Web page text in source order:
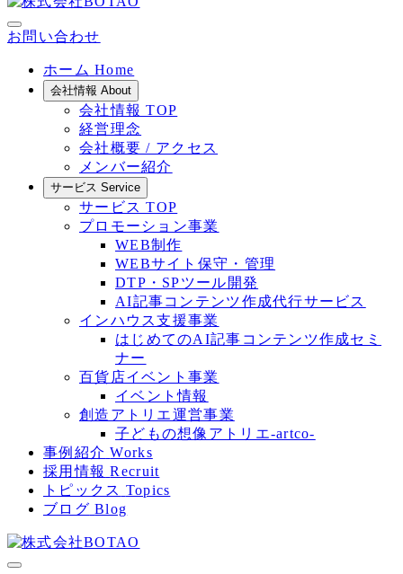
お問い合わせ
ホーム Home
会社情報 About
会社情報 TOP
経営理念
会社概要 / アクセス
メンバー紹介
サービス Service
サービス TOP
プロモーション事業
WEB制作
WEBサイト保守・管理
DTP・SPツール開発
AI記事コンテンツ作成代行サービス
インハウス支援事業
はじめてのAI記事コンテンツ作成セミ
ナー
百貨店イベント事業
イベント情報
創造アトリエ運営事業
子どもの想像アトリエ-artco-
事例紹介 Works
採用情報 Recruit
トピックス Topics
ブログ Blog